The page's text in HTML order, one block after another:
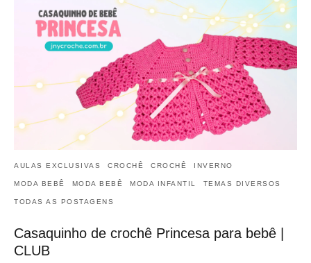
AULAS EXCLUSIVAS CROCHÊ CROCHÊ INVERNO
MODA BEBÊ MODA BEBÊ MODA INFANTIL TEMAS DIVERSOS
TODAS AS POSTAGENS
Casaquinho de crochê Princesa para bebê |
CLUB